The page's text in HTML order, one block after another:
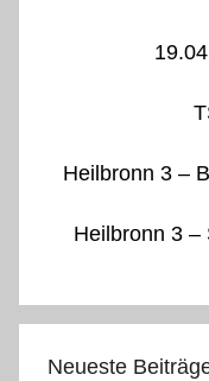
Heilbronn 3 –
Heilbronn 3 –
Neueste